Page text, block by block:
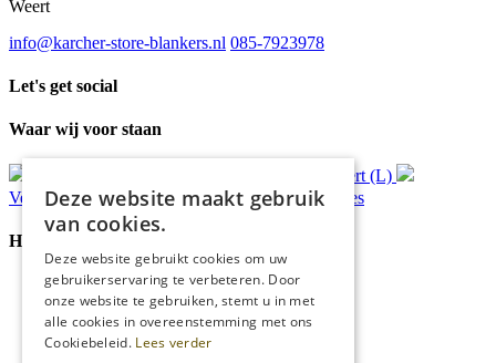
Weert
info@karcher-store-blankers.nl 085-7923978
Let's get social
Waar wij voor staan
Ophalen in Echt of Weert (L)
Verzondenbinnen 48 uur* Persoonlijk advies
Handige Links
Home
Klantenservice
Over ons
Blog
Deze website maakt gebruik
van cookies.
Deze website gebruikt cookies om uw
gebruikerservaring te verbeteren. Door
onze website te gebruiken, stemt u in met
alle cookies in overeenstemming met ons
Cookiebeleid. Lees verder